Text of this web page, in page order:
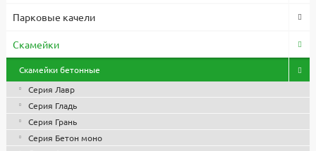
Товар в наличие на складе. Если достаточного количества нет
адресу в согласованные сроки. Изделие относится к
категории Серия Колюр.
Предоставляем скидки на крупные партии товаров, а также
постоянным заказчикам и дилерам. Готовы участвовать в
конкурсах и тендерах.
По вопросам о продукции, комплектации, цене, наличию на
Материал
Материал сидения
Дерево
Парковые качели
Скамейки
Скамейки бетонные
Серия Лавр
Серия Гладь
Серия Грань
Серия Бетон моно